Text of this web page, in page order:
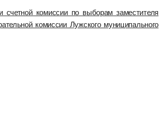
счетной комиссии по выборам заместителя
комиссии Лужского муниципального